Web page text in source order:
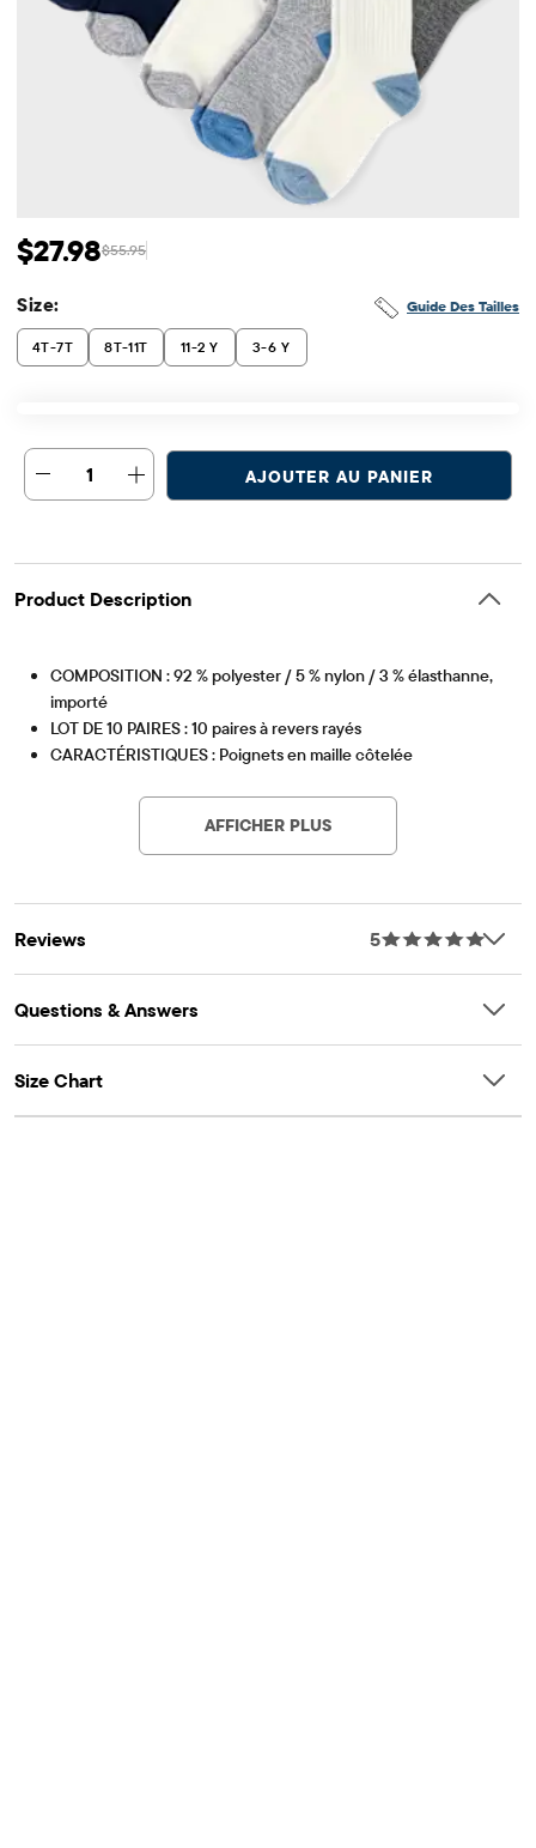
Prix ​​de vente: $27.98
$27.98 Prix ​​d'origine: $55.95
$55.95
Guide Des Tailles
Size:
4T-7T 8T-11T 11-2 Y 3-6 Y
1 AJOUTER AU PANIER
Product Description
COMPOSITION : 92 % polyester / 5 % nylon / 3 % élasthanne,
importé
LOT DE 10 PAIRES : 10 paires à revers rayés
CARACTÉRISTIQUES : Poignets en maille côtelée
AFFICHER PLUS
Reviews 5
Questions & Answers
Size Chart